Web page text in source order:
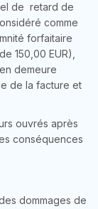
de retard de
comme
forfaitaire
150,00 EUR),
demeure
de la facture et
ouvrés après
conséquences
dommages de